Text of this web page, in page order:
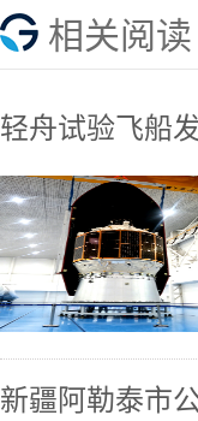
相关阅读
轻舟试验飞船
新疆阿勒泰市